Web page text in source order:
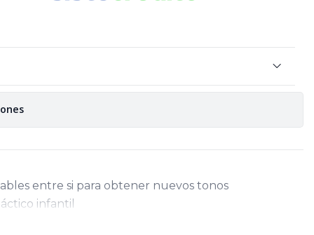
entre si para obtener nuevos tonos
infantil